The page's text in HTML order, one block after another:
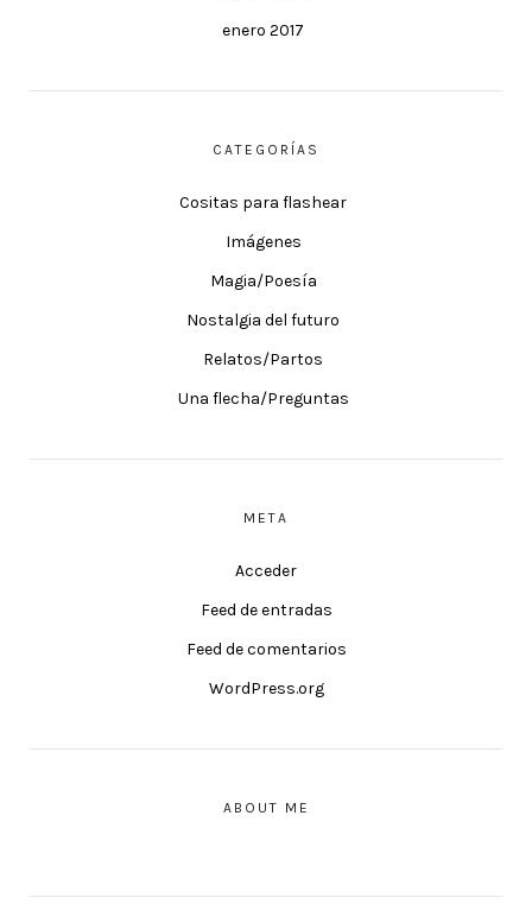
enero 2017
CATEGORÍAS
Cositas para flashear
Imágenes
Magia/Poesía
Nostalgia del futuro
Relatos/Partos
Una flecha/Preguntas
META
Acceder
Feed de entradas
Feed de comentarios
WordPress.org
ABOUT ME